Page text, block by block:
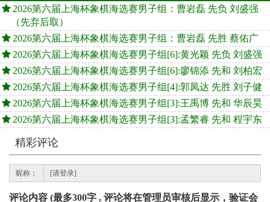
2026第六届上海杯象棋海选赛男子组：曹岩磊 先负 刘盛强
（先弃后取）
2026第六届上海杯象棋海选赛男子组：曹岩磊 先胜 蔡佑广
2026第六届上海杯象棋海选赛男子组[6]:黄光颖 先负 刘盛强
2026第六届上海杯象棋海选赛男子组[6]:廖锦添 先和 刘柏宏
2026第六届上海杯象棋海选赛男子组[4]:郭凤达 先胜 刘子健
2026第六届上海杯象棋海选赛男子组[3]:王禹博 先和 华辰昊
2026第六届上海杯象棋海选赛男子组[3]:孟繁睿 先和 程宇东
精彩评论
昵称：
评论内容 (最多300字 , 评论将在管理员审核后显示，验证会